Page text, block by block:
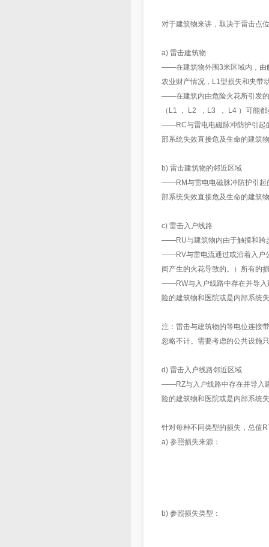
对于建筑物来讲，取决于雷击点
a) 雷击建筑物
——在建筑物外围3米区域内，由
农业财产情况，L1型损失和夹带
——在建筑内由危险火花所引发的
（L1 ， L2 ，L3 ， L4 ）可能
——RC与雷电电磁脉冲防护引起
部系统失效直接危及生命的建筑
b) 雷击建筑物的邻近区域
——RM与雷电电磁脉冲防护引起
部系统失效直接危及生命的建筑
c) 雷击入户线路
——RU与建筑物内由于触摸和跨
——RV与雷电流通过或沿着入户
间产生的火花导致的。）所有的
——RW与入户线路中存在并导入
险的建筑物和医院或是内部系统
注：雷击与建筑物的等电位连接
忽略不计。需要考虑的公共设施
d) 雷击入户线路邻近区域
——RZ与入户线路中存在并导入
险的建筑物和医院或是内部系统
针对每种不同类型的损失，总值
a) 参照损失来源：
b) 参照损失类型：